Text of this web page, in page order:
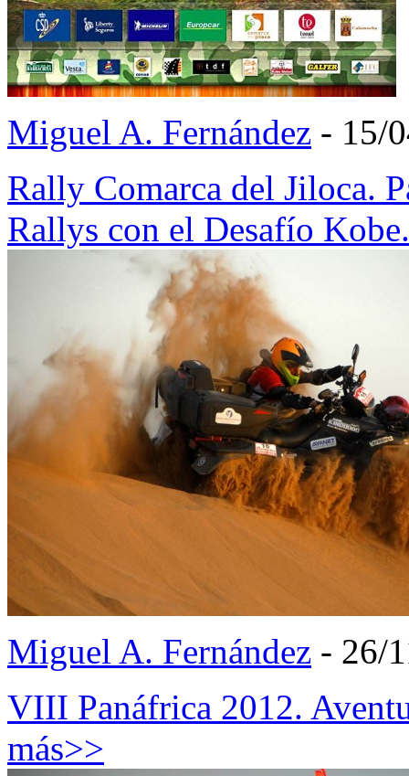
Miguel A. Fernández - 15/
Rally Comarca del Jiloca.
Rallys con el Desafío
Miguel A. Fernández - 26/
VIII Panáfrica 2012.
más>>